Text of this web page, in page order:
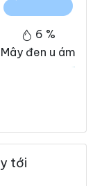
6 %
Mây đen u ám
tới